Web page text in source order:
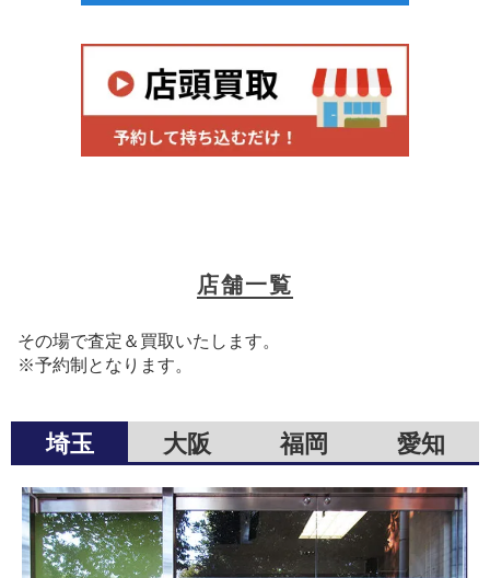
店舗一覧
その場で査定＆買取いたします。
※予約制となります。
埼玉 大阪 福岡 愛知